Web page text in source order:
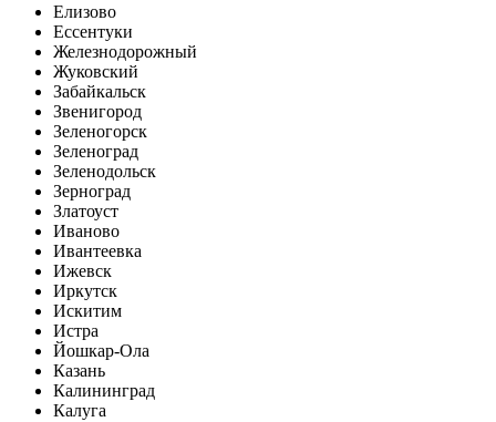
Елизово
Ессентуки
Железнодорожный
Жуковский
Забайкальск
Звенигород
Зеленогорск
Зеленоград
Зеленодольск
Зерноград
Златоуст
Иваново
Ивантеевка
Ижевск
Иркутск
Искитим
Истра
Йошкар-Ола
Казань
Калининград
Калуга